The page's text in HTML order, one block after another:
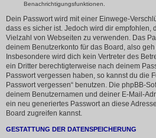
Benachrichtigungsfunktionen.
Dein Passwort wird mit einer Einwege-
dass es sicher ist. Jedoch wird dir empfohlen,
Vielzahl von Webseiten zu verwenden. Das
deinem Benutzerkonto für das Board, also
Insbesondere wird dich kein Vertreter des
ein Dritter berechtigterweise nach deinem
Passwort vergessen haben, so kannst du die
Passwort vergessen“ benutzen. Die phpBB-
deinem Benutzernamen und deiner E-Mail-
ein neu generiertes Passwort an diese
Board zugreifen kannst.
GESTATTUNG DER DATENSPEICHERUNG